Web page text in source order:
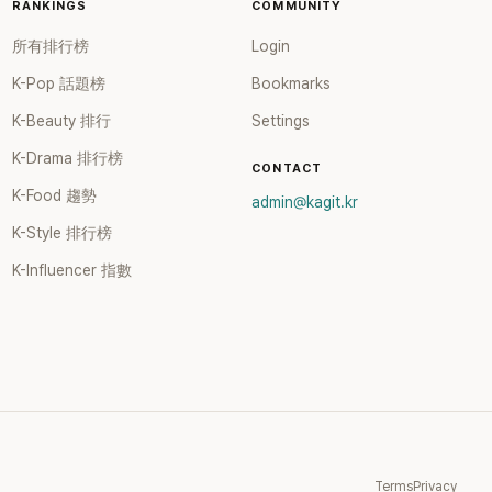
RANKINGS
所有排行榜
K-Pop 話題榜
K-Beauty 排行
K-Drama 排行榜
K-Food 趨勢
K-Style 排行榜
K-Influencer 指數
COMMUNITY
Login
Bookmarks
Settings
CONTACT
admin@kagit.kr
TermsPrivacy